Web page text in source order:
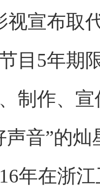
视宣布取
目5年期
制作、
声音”的
年在浙